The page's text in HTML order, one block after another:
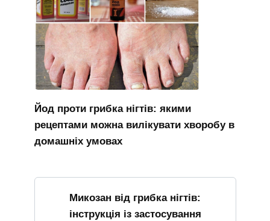
Йод проти грибка нігтів: якими
рецептами можна вилікувати хворобу в
домашніх умовах
Микозан від грибка нігтів:
інструкція із застосування